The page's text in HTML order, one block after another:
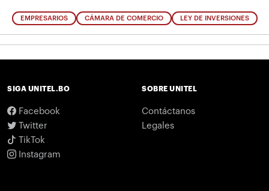
EMPRESARIOS CÁMARA DE COMERCIO LEY DE INVERSIONES
SIGA UNITEL.BO
Facebook
Twitter
TikTok
Instagram
SOBRE UNITEL
Contáctanos
Legales